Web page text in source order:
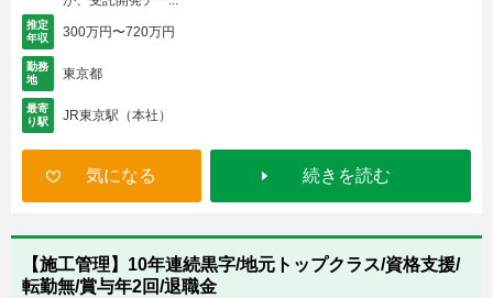
推定
年収
300万円〜720万円
勤務
地
東京都
最寄
り駅
JR東京駅（本社）
気になる 続きを読む
【施工管理】10年連続黒字/地元トップクラス/資格支援/
転勤無/賞与年2回/退職金